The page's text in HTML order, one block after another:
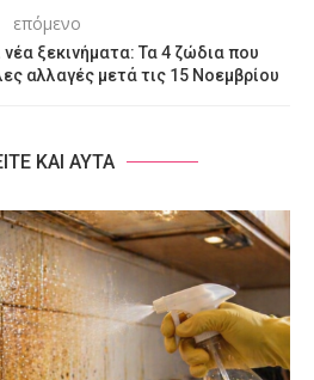
επόμενο
ξεκινήματα: Τα 4 ζώδια που
αλλαγές μετά τις 15 Νοεμβρίου
ΚΑΙ ΑΥΤΑ